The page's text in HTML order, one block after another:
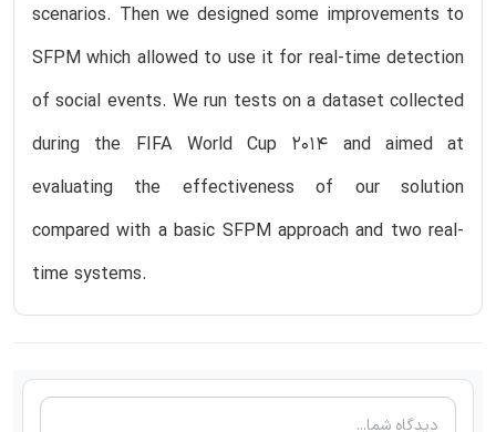
scenarios. Then we designed some improvements to
SFPM which allowed to use it for real-time detection
of social events. We run tests on a dataset collected
during the FIFA World Cup 2014 and aimed at
evaluating the effectiveness of our solution
compared with a basic SFPM approach and two real-
time systems.